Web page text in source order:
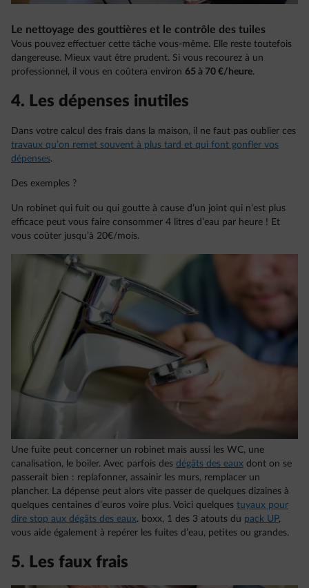
Le nettoyage des gouttières et le contrôle des tuiles
Vous pouvez effectuer cette tâche vous-même. Elle reste toutefois
dangereuse. Mieux vaut être prudent. Si vous recourez à un
professionnel, il vous en coûtera environ 65 à 70 €/heure.
4. Les dépenses inutiles
Dans votre calcul des frais dans la maison, il ne faut pas oublier ces
travaux qu’on remet souvent à plus tard et qui font gonfler vos
dépenses.
Des exemples ?
Un robinet qui fuit ou qui goutte à cause d’un joint qui n’est plus
efficace peut vous faire consommer 4 litres d’eau par heure ! Et
vous coûter jusqu’à 20€/mois.
Une fuite peut concerner un robinet mais aussi les WC, une
canalisation, le boiler. Avec parfois des dégâts des eaux dont on se
passerait bien : replafonner, assainir les murs, remplacer un
plancher. La dépense peut alors vite passer de quelques dizaines à
quelques centaines d’euros voire plus. Voici quelques tuyaux pour
dire stop aux dégâts des eaux. boxx, 1 des 3 atouts du pack UP,
vous aide également à repérer les fuites d’eau, petites ou grandes.
5. Les faux frais